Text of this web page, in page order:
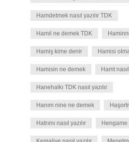
Hamdetmek nasıl yazılır TDK
Hamil ne demek TDK
Hamiş kime denir Hamisi
Hamisin ne demek Hamt
Hanehalkı TDK nasıl yazılır
Hanım nine ne demek
Hatrımı nasıl yazılır Hengame